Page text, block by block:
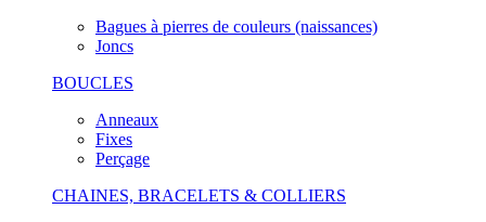
Bagues à pierres de couleurs (naissances)
Joncs
BOUCLES
Anneaux
Fixes
Perçage
CHAINES, BRACELETS & COLLIERS